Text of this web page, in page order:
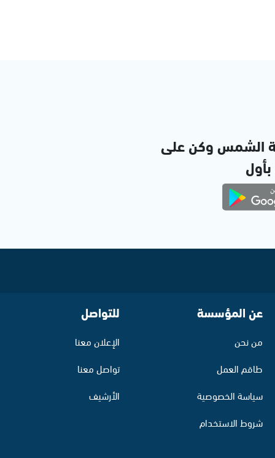
الشمس وكن على
بأول
عن المؤسسة
من نحن
طاقم العمل
سياسة الخصوصية
شروط الاستخدام
للتواصل
الإعلان معنا
تواصل معنا
الأرشيف